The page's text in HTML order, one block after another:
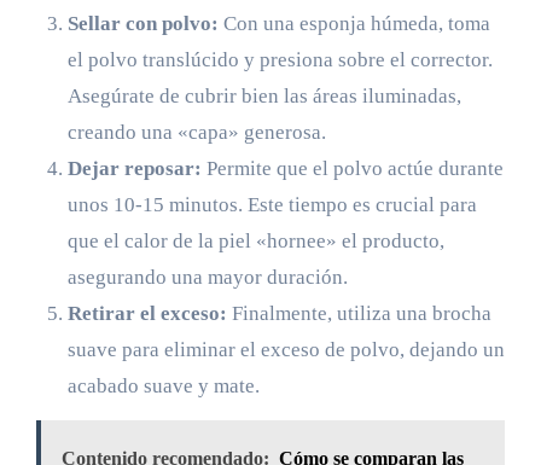
Sellar con polvo: Con una esponja húmeda, toma
el polvo translúcido y presiona sobre el corrector.
Asegúrate de cubrir bien las áreas iluminadas,
creando una «capa» generosa.
Dejar reposar: Permite que el polvo actúe durante
unos 10-15 minutos. Este tiempo es crucial para
que el calor de la piel «hornee» el producto,
asegurando una mayor duración.
Retirar el exceso: Finalmente, utiliza una brocha
suave para eliminar el exceso de polvo, dejando un
acabado suave y mate.
Contenido recomendado: Cómo se comparan las